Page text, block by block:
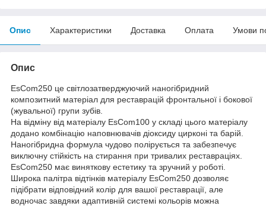
Опис Характеристики Доставка Оплата Умови
Опис
EsCom250 це світлозатверджуючий наногібридний
композитний матеріал для реставрацій фронтальної і бокової
(жувальної) групи зубів.
На відміну від матеріалу EsCom100 у складі цього матеріалу
додано комбінацію наповнювачів діоксиду цирконі та барій.
Наногібридна формула чудово полірується та забезпечує
виключну стійкість на стирання при тривалих реставраціях.
EsCom250 має виняткову естетику та зручний у роботі.
Широка палітра відтінків матеріалу EsCom250 дозволяє
підібрати відповідний колір для вашої реставрації, але
водночас завдяки адаптивній системі кольорів можна